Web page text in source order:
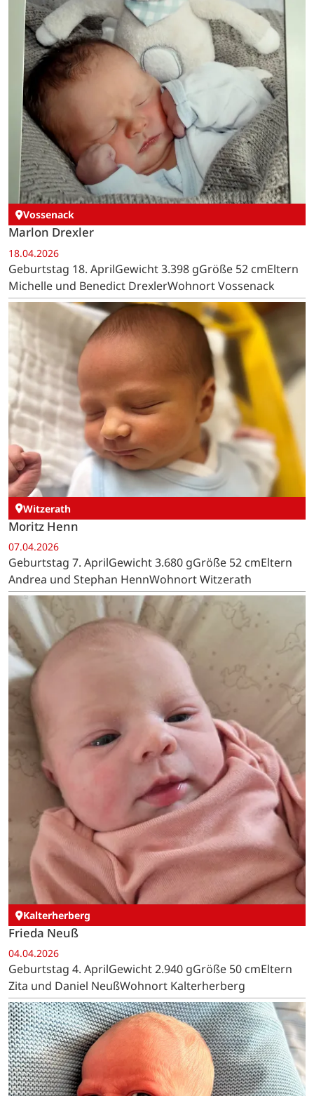
Vossenack
Marlon Drexler
18.04.2026
Geburtstag 18. AprilGewicht 3.398 gGröße 52 cmEltern
Michelle und Benedict DrexlerWohnort Vossenack
Witzerath
Moritz Henn
07.04.2026
Geburtstag 7. AprilGewicht 3.680 gGröße 52 cmEltern
Andrea und Stephan HennWohnort Witzerath
Kalterherberg
Frieda Neuß
04.04.2026
Geburtstag 4. AprilGewicht 2.940 gGröße 50 cmEltern
Zita und Daniel NeußWohnort Kalterherberg